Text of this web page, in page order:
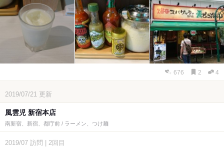
676 2 4
2019/07/21 更新
風雲児 新宿本店
南新宿、新宿、都庁前 / ラーメン、つけ麺
2019/07 訪問 | 2回目